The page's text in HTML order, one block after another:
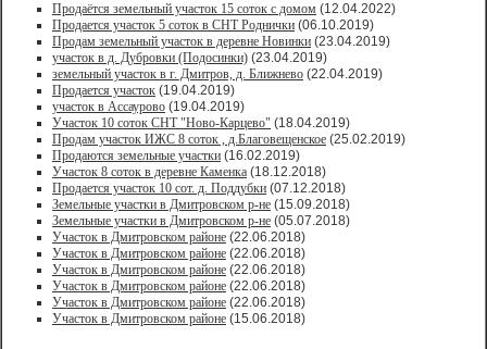
Продаётся земельный участок 15 соток с домом (12.04.2022)
Продается участок 5 соток в СНТ Роднички (06.10.2019)
Продам земельный участок в деревне Новинки (23.04.2019)
участок в д. Дубровки (Подосинки) (23.04.2019)
земельный участок в г. Дмитров, д. Ближнево (22.04.2019)
Продается участок (19.04.2019)
участок в Ассаурово (19.04.2019)
Участок 10 соток СНТ "Ново-Карцево" (18.04.2019)
Продам участок ИЖС 8 соток , д.Благовещенское (25.02.2019)
Продаются земельные участки (16.02.2019)
Участок 8 соток в деревне Каменка (18.12.2018)
Продается участок 10 сот. д. Поддубки (07.12.2018)
Земельные участки в Дмитровском р-не (15.09.2018)
Земельные участки в Дмитровском р-не (05.07.2018)
Участок в Дмитровском районе (22.06.2018)
Участок в Дмитровском районе (22.06.2018)
Участок в Дмитровском районе (22.06.2018)
Участок в Дмитровском районе (22.06.2018)
Участок в Дмитровском районе (22.06.2018)
Участок в Дмитровском районе (15.06.2018)